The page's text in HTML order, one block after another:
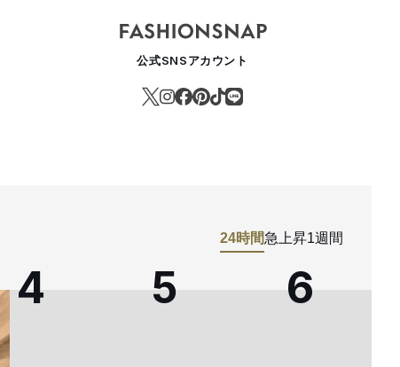
公式SNSアカウント
24時間急上昇1週間